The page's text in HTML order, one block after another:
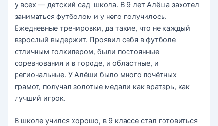
у всех — детский сад, школа. В 9 лет Алёша захотел
заниматься футболом и у него получилось.
Ежедневные тренировки, да такие, что не каждый
взрослый выдержит. Проявил себя в футболе
отличным голкипером, были постоянные
соревнования и в городе, и областные, и
региональные. У Алёши было много почётных
грамот, получал золотые медали как вратарь, как
лучший игрок.
В школе учился хорошо, в 9 классе стал готовиться